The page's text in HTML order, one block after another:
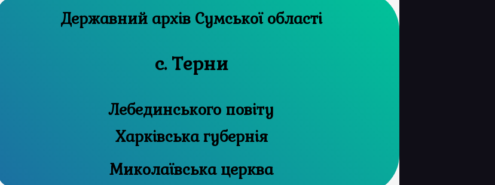
Державний архів Сумської області
с. Терни
Лебединського повіту
Харківська губернія
Миколаївська церква